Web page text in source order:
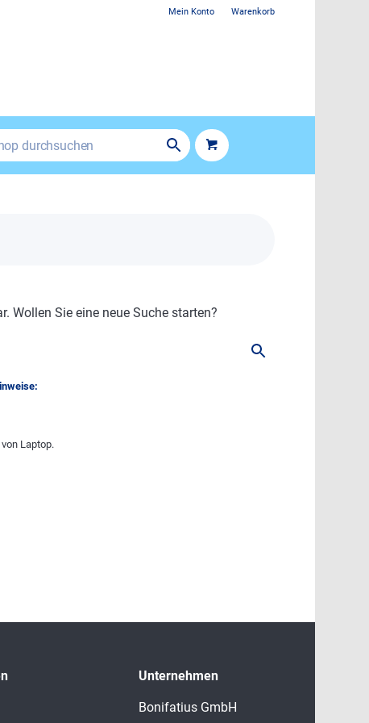
Mein Konto Warenkorb
Wollen Sie eine neue Suche starten?
Laptop.
Unternehmen
Bonifatius GmbH